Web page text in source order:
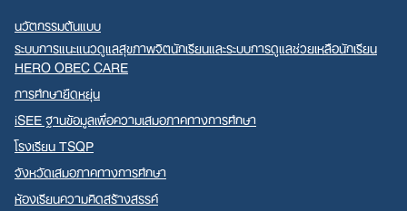
นวัตกรรมต้นแบบ
ระบบการแนะแนวดูแลสุขภาพจิตนักเรียนและระบบการดูแลช่วยเหลือนักเรียน
HERO OBEC CARE
การศึกษายืดหยุ่น
iSEE ฐานข้อมูลเพื่อความเสมอภาคทางการศึกษา
โรงเรียน TSQP
จังหวัดเสมอภาคทางการศึกษา
ห้องเรียนความคิดสร้างสรรค์